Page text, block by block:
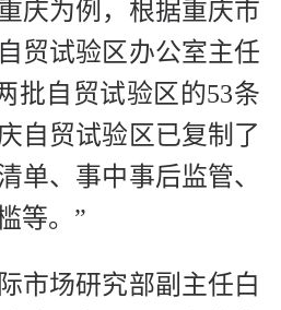
庆为例，根据重庆市
贸试验区办公室主任
批自贸试验区的53条
自贸试验区已复制了
单、事中事后监管、
等。”
市场研究部副主任白